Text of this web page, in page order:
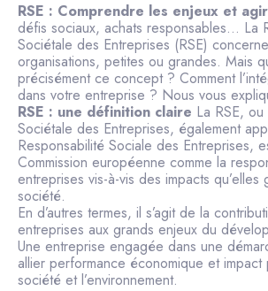
RSE : Comprendre les enjeux et agir
défis sociaux, achats responsables… La
Sociétale des Entreprises (RSE)
organisations, petites ou grandes. Mais
précisément ce concept ? Comment
dans votre entreprise ? Nous vous
RSE : une définition claire La RSE,
Sociétale des Entreprises, également
Responsabilité Sociale des Entreprises,
Commission européenne comme la
entreprises vis-à-vis des impacts qu’elles
société.
En d’autres termes, il s’agit de la
entreprises aux grands enjeux du
Une entreprise engagée dans une
allier performance économique et impact
société et l’environnement.